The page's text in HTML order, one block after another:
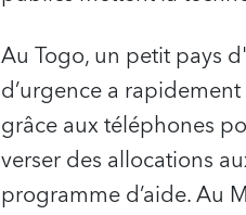
Au Togo, un petit pays
d’urgence a
grâce aux téléphones
verser des allocations
programme d’aide. Au